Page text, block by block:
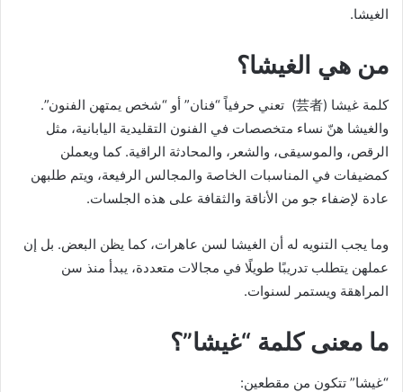
الغيشا.
من هي الغيشا؟
كلمة غيشا (芸者) تعني حرفياً “فنان” أو “شخص يمتهن الفنون”.
والغيشا هنّ نساء متخصصات في الفنون التقليدية اليابانية، مثل
الرقص، والموسيقى، والشعر، والمحادثة الراقية. كما ويعملن
كمضيفات في المناسبات الخاصة والمجالس الرفيعة، ويتم طلبهن
عادة لإضفاء جو من الأناقة والثقافة على هذه الجلسات.
وما يجب التنويه له أن الغيشا لسن عاهرات، كما يظن البعض. بل إن
عملهن يتطلب تدريبًا طويلًا في مجالات متعددة، يبدأ منذ سن
المراهقة ويستمر لسنوات.
ما معنى كلمة “غيشا”؟
“غيشا” تتكون من مقطعين: